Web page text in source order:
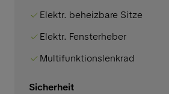
Elektr. beheizbare Sitze
Elektr. Fensterheber
Multifunktionslenkrad
Sicherheit